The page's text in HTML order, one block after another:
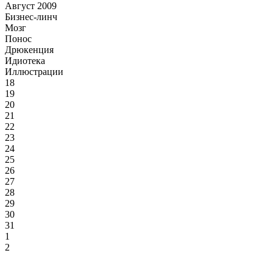
Август 2009
Бизнес-линч
Мозг
Понос
Дрюкенция
Идиотека
Иллюстрации
18
19
20
21
22
23
24
25
26
27
28
29
30
31
1
2